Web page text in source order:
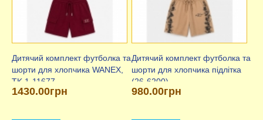
Дитячий комплект футболка та
шорти для хлопчика WANEX,
TK 1-11677
1430.00грн
Дитячий комплект футболка та
шорти для хлопчика підлітка
(26-6200)
980.00грн